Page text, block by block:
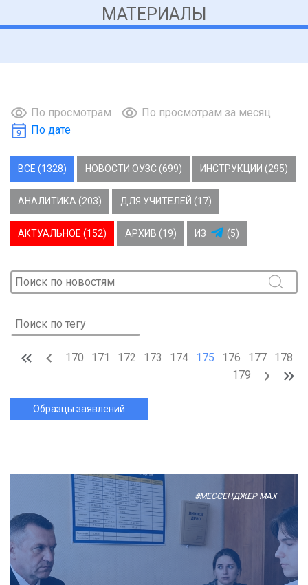
МАТЕРИАЛЫ
По просмотрам
По просмотрам за месяц
По дате
ВСЕ (1328) НОВОСТИ ОУЗС (699) ИНСТРУКЦИИ (295)
АНАЛИТИКА (203) ДЛЯ УЧИТЕЛЕЙ (17)
АКТУАЛЬНОЕ (152) АРХИВ (19) ИЗ (5)
170 171 172 173 174 175 176 177
178
179
Образцы заявлений
#МЕССЕНДЖЕР MAX